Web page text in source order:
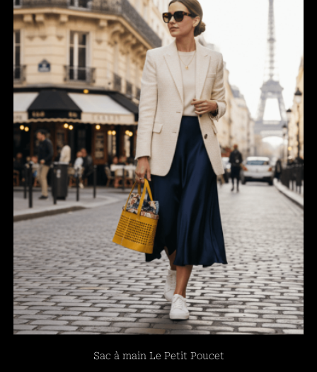
Sac à main Le Petit Poucet